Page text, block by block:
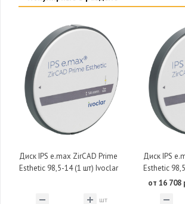
Диск IPS e.max ZirCAD Prime
Esthetic 98,5-14 (1 шт) Ivoclar
шт
Диск IPS
Esthetic
от 16 708